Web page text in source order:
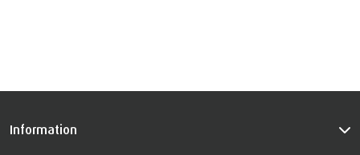
Information